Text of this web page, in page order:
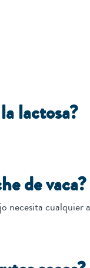
lactosa?
de vaca?
necesita cualquier